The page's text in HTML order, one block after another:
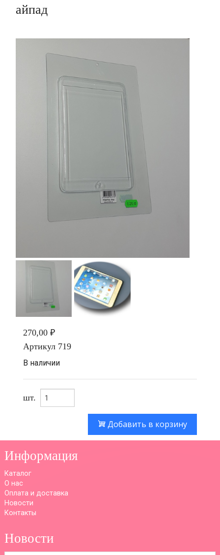
айпад
270,00 ₽
Артикул 719
В наличии
шт.
Добавить в корзину
Информация
Каталог
О нас
Оплата и доставка
Новости
Контакты
Новости